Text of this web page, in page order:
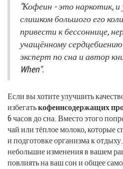
"Кофеин - это наркотик, и
слишком большого его
привести к бессоннице,
учащённому
эксперт по сна и автор
When".
Если вы хотите улучшить
избегатькофеинсодержащих
6 часов до сна. Вместо этого
чай или тёплое молоко, которые
и подготовке организма к
небольшие изменения в вашем
повлиять на ваш сон и общее